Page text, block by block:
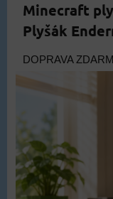
Minecraft
Plyšák
DOPRAVA